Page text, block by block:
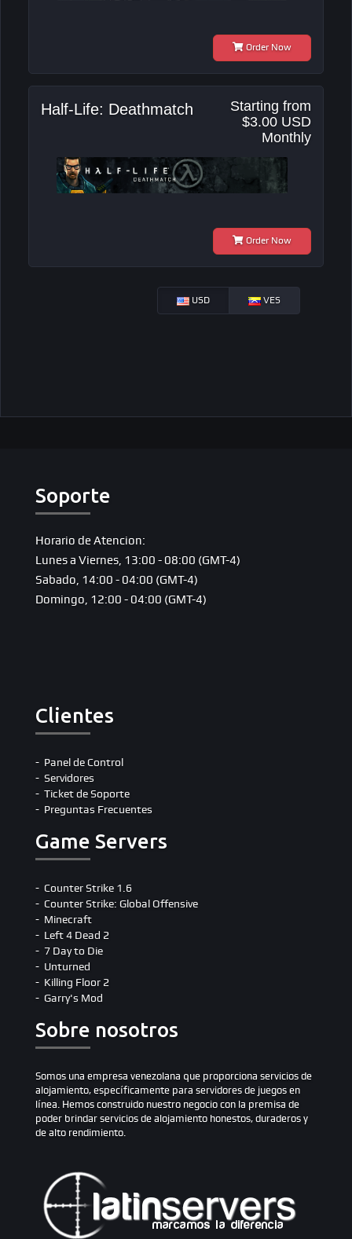
Order Now
Starting from
$3.00 USD
Monthly
Half-Life: Deathmatch
Order Now
USD VES
Soporte
Horario de Atencion:
Lunes a Viernes, 13:00 - 08:00 (GMT-4)
Sabado, 14:00 - 04:00 (GMT-4)
Domingo, 12:00 - 04:00 (GMT-4)
Clientes
Panel de Control
Servidores
Ticket de Soporte
Preguntas Frecuentes
Game Servers
Counter Strike 1.6
Counter Strike: Global Offensive
Minecraft
Left 4 Dead 2
7 Day to Die
Unturned
Killing Floor 2
Garry's Mod
Sobre nosotros
Somos una empresa venezolana que proporciona servicios de
alojamiento, específicamente para servidores de juegos en
línea. Hemos construido nuestro negocio con la premisa de
poder brindar servicios de alojamiento honestos, duraderos y
de alto rendimiento.